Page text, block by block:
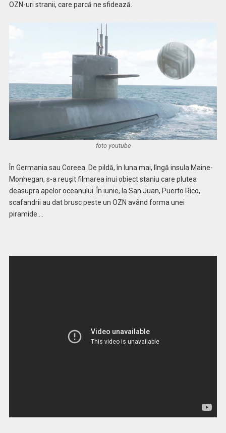
OZN-uri stranii, care parcă ne sfidează.
foto youtube
În Germania sau Coreea. De pildă, în luna mai, lîngă insula Maine-
Monhegan, s-a reuşit filmarea inui obiect staniu care plutea
deasupra apelor oceanului. În iunie, la San Juan, Puerto Rico,
scafandrii au dat brusc peste un OZN având forma unei
piramide….